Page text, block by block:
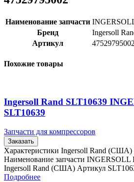
Наименование запчасти
Бренд
Ingersoll
Артикул
47529795002
Похожие товары
Ingersoll Rand SLT10639
SLT10639
Запчасти для компрессоров
Заказать
Характеристики Ingersoll Rand (США)
Наименование запчасти
Ingersoll Rand (США) Артикул
Подробнее